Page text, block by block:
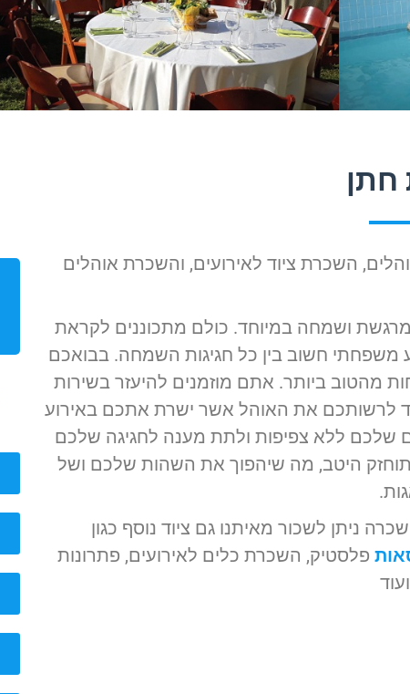
השכרת ציוד לאירועים, והשכרת אוהלים
ושמחה במיוחד. כולם מתכוננים לקראת
משפחתי חשוב בין כל חגיגות השמחה. בבואכם
מהטוב ביותר. אתם מוזמנים להיעזר בשירות
לרשותכם את האוהל אשר ישרת אתכם באירוע
שלכם ללא צפיפות ולתת מענה לחגיגה שלכם
היטב, מה שיהפוך את השהות שלכם ושל
ניתן לשכור מאיתנו גם ציוד נוסף כגון
פלסטיק, השכרת כלים לאירועים, פתרונות